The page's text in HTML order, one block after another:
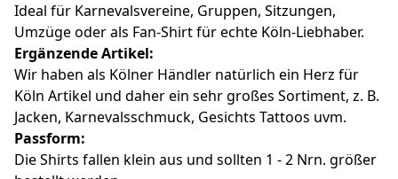
Ideal für Karnevalsvereine, Gruppen, Sitzungen,
Umzüge oder als Fan-Shirt für echte Köln-Liebhaber.
Ergänzende Artikel:
Wir haben als Kölner Händler natürlich ein Herz für
Köln Artikel und daher ein sehr großes Sortiment, z. B.
Jacken, Karnevalsschmuck, Gesichts Tattoos uvm.
Passform:
Die Shirts fallen klein aus und sollten 1 - 2 Nrn. größer